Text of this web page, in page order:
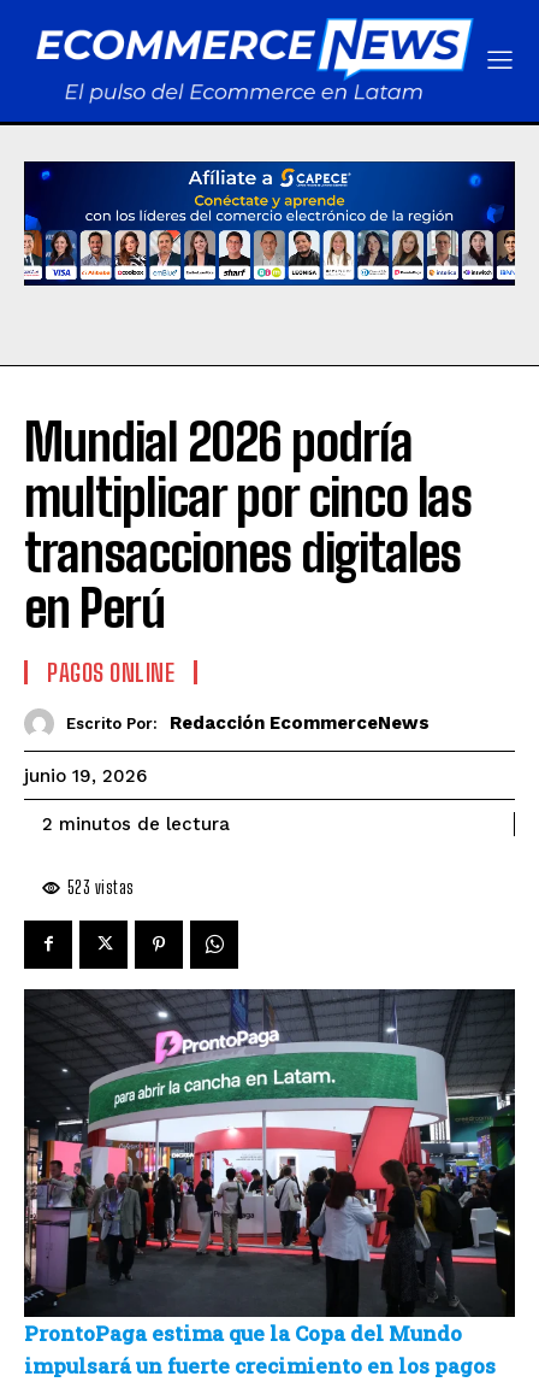
Mundial 2026 podría
multiplicar por cinco las
transacciones digitales
en Perú
PAGOS ONLINE
Escrito Por: Redacción EcommerceNews
junio 19, 2026
2 minutos de lectura
523 vistas
ProntoPaga estima que la Copa del Mundo
impulsará un fuerte crecimiento en los pagos